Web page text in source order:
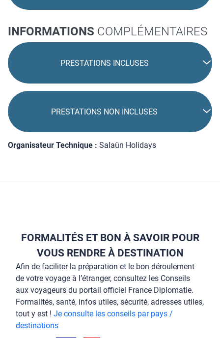
INFORMATIONS COMPLÉMENTAIRES
PRESTATIONS INCLUSES
PRESTATIONS NON INCLUSES
Organisateur Technique : Salaün Holidays
FORMALITÉS ET BON À SAVOIR POUR
VOUS RENDRE À DESTINATION
Afin de faciliter la préparation et le bon déroulement
de votre voyage à l’étranger, consultez les Conseils
aux voyageurs du portail officiel France Diplomatie.
Formalités, santé, infos utiles, sécurité, adresses utiles,
tout y est ! Je consulte les conseils par pays /
destinations